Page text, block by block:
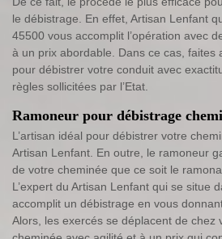
le débistrage. En effet, Artisan Lenfant
45500 vous accomplit l’opération avec
à un prix abordable. Dans ce cas, faites
pour débistrer votre conduit avec
règles sollicitées par l’Etat.
Ramoneur pour débistrage
L’artisan idéal pour débistrer votre
Artisan Lenfant. En outre, le ramoneur
de votre cheminée que ce soit le
L’expert du Artisan Lenfant qui se situe
accomplit un débistrage en vous
Alors, les exercés se déplacent de chez